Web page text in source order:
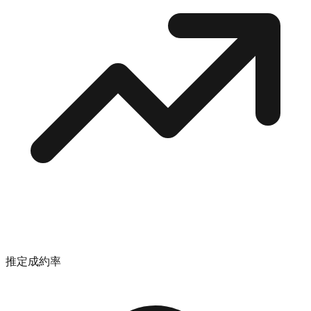
推定成約率